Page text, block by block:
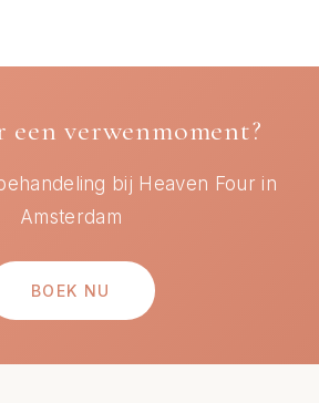
een verwenmoment?
bij Heaven Four in
Amsterdam
BOEK NU